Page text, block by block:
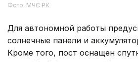
Фото: МЧС РК
Для автономной работы
солнечные панели и
Кроме того, пост оснащен